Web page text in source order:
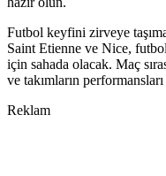
Futbol keyfini zirveye
Saint Etienne ve Nice,
için sahada olacak. Maç
ve takımların
Reklam